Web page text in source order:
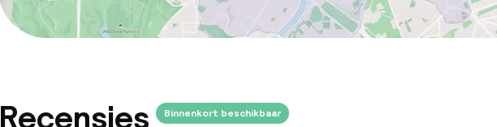
Recensies Binnenkort beschikbaar